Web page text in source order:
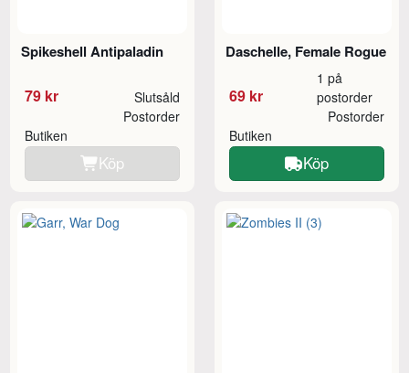
Spikeshell Antipaladin
79 kr Slutsåld
Butiken
Postorder
Köp
Daschelle, Female Rogue
69 kr
1 på
postorder
Butiken
Postorder
Köp